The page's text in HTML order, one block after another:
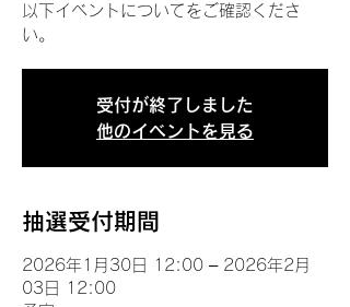
以下イベントについてをご確認くださ
い。
受付が終了しました
他のイベントを見る
抽選受付期間
2026年1月30日 12:00 – 2026年2月
03日 12:00